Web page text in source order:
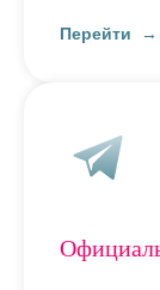
Перейти